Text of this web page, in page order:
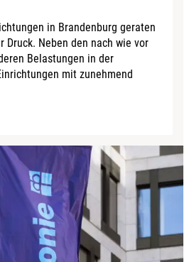
in Brandenburg geraten
Druck. Neben den nach wie vor
Belastungen in der
mit zunehmend